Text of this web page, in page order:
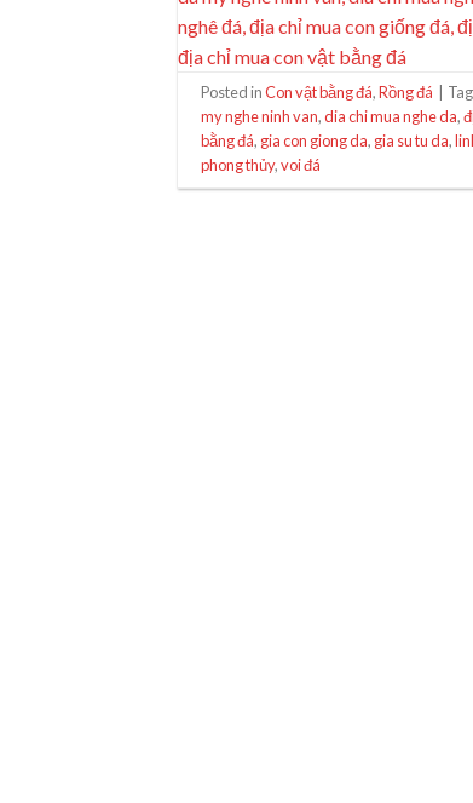
Posted inCon vật bằng đá,Rồng đá
my nghe ninh van,dia chi mua nghe da,
bằng đá, gia con giong da, gia su tu da,
phong thủy,voi đá